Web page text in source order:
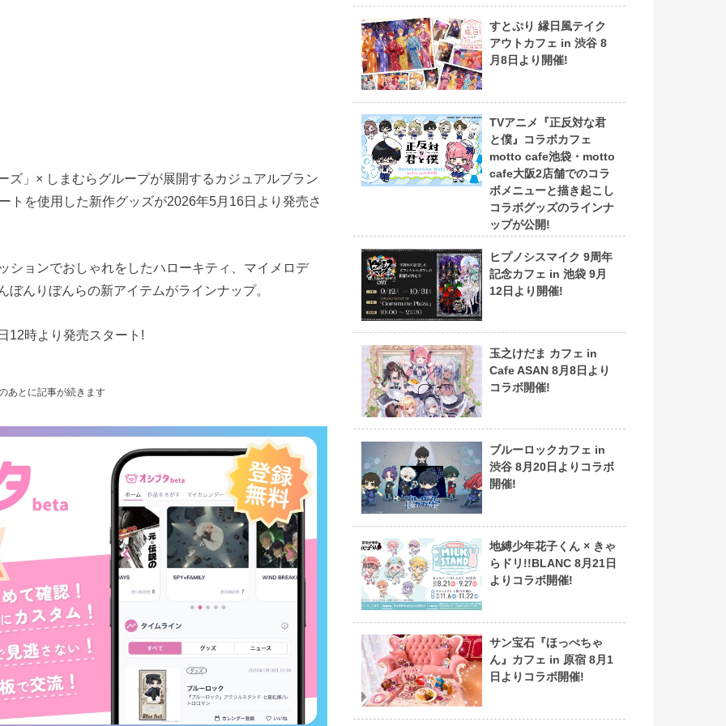
ズ」× しまむらグループが展開するカジュアルブラン
トを使用した新作グッズが2026年5月16日より発売さ
ションでおしゃれをしたハローキティ、マイメロデ
んりぼんらの新アイテムがラインナップ。
12時より発売スタート!
あとに記事が続きます
すとぷり 縁日風テイク
アウトカフェ in 渋谷 8
月8日より開催!
TVアニメ『正反対な君
と僕』コラボカフェ
motto cafe池袋・motto
cafe大阪2店舗でのコラ
ボメニューと描き起こし
コラボグッズのラインナ
ップが公開!
ヒプノシスマイク 9周年
記念カフェ in 池袋 9月
12日より開催!
玉之けだま カフェ in
Cafe ASAN 8月8日より
コラボ開催!
ブルーロックカフェ in
渋谷 8月20日よりコラボ
開催!
地縛少年花子くん × きゃ
らドリ!!BLANC 8月21日
よりコラボ開催!
サン宝石『ほっぺちゃ
ん』カフェ in 原宿 8月1
日よりコラボ開催!